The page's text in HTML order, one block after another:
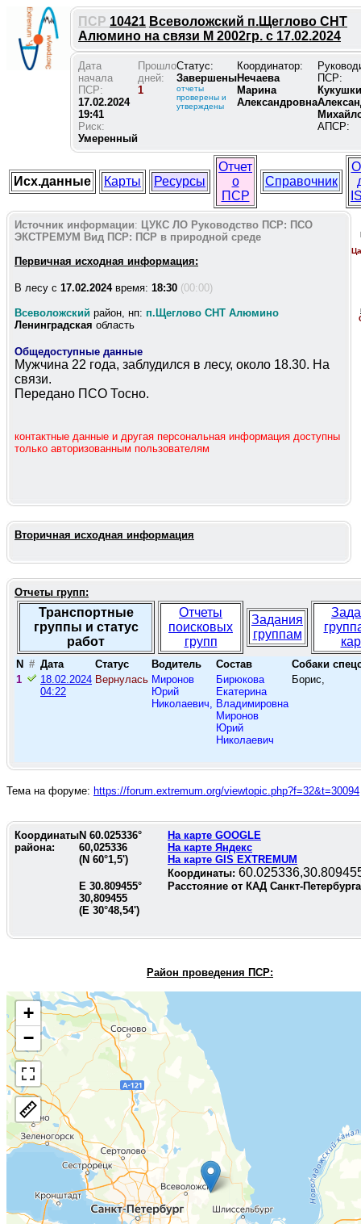
ПСР 10421 Всеволожский п.Щеглово СНТ
Алюмино на связи М 2002гр. с 17.02.2024
Дата
начала
ПСР:
17.02.2024
19:41
Риск:
Умеренный
Прошло
дней:
1
Статус:
Завершены
отчеты
проверены и
утверждены
Координатор:
Нечаева
Марина
Александровна
ПСР:
АПСР:
Исх.данные Карты Ресурсы
Отчет
о
ПСР
Справочник
Источник информации: ЦУКС ЛО Руководство ПСР: ПСО
ЭКСТРЕМУМ Вид ПСР: ПСР в природной среде
Первичная исходная информация:
В лесу c 17.02.2024время: 18:30 (00:00)
Всеволожский район, нп: п.Щеглово СНТ Алюмино
Ленинградская область
Общедоступные данные
Мужчина 22 года, заблудился в лесу, около 18.30. На
связи.
Передано ПСО Тосно.
контактные данные и другая персональная информация доступны
только авторизованным пользователям
Вторичная исходная информация
Отчеты групп:
Транспортные
группы и статус
работ
Отчеты
поисковых
групп
Задания
группам
N # Дата Статус Водитель Состав
Собаки
1
18.02.2024
04:22
Вернулась Миронов
Юрий
Николаевич,
Бирюкова
Екатерина
Владимировна
Миронов
Юрий
Николаевич
Борис,
Тема на форуме: https://forum.extremum.org/viewtopic.php?f=32&t=30094
Координаты
района:
N 60.025336°
60,025336
(N 60°1,5')
На карте GOOGLE
На карте Яндекс
На карте GIS EXTREMUM
Координаты:
E 30.809455°
30,809455
(E 30°48,54')
Расстояние от КАД Санкт-
Район проведения ПСР:
+
−